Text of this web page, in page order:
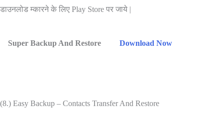
डाउनलोड म्कारने के लिए Play Store पर जाये |
Super Backup And Restore Download Now
(8.) Easy Backup – Contacts Transfer And Restore